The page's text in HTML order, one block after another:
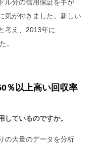
ル分の信用保証を手が
気が付きました。新しい
考え、2013年に
。
％以上高い回収率
ているのですか。
の大量のデータを分析